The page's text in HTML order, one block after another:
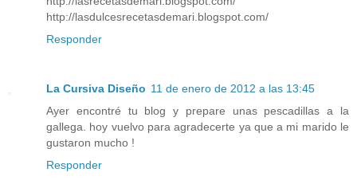
http://lasdulcesrecetasdemari.blogspot.com/
Responder
La Cursiva Diseño 11 de enero de 2012 a las 13:45
Ayer encontré tu blog y prepare unas pescadillas a la
gallega. hoy vuelvo para agradecerte ya que a mi marido le
gustaron mucho !
Responder